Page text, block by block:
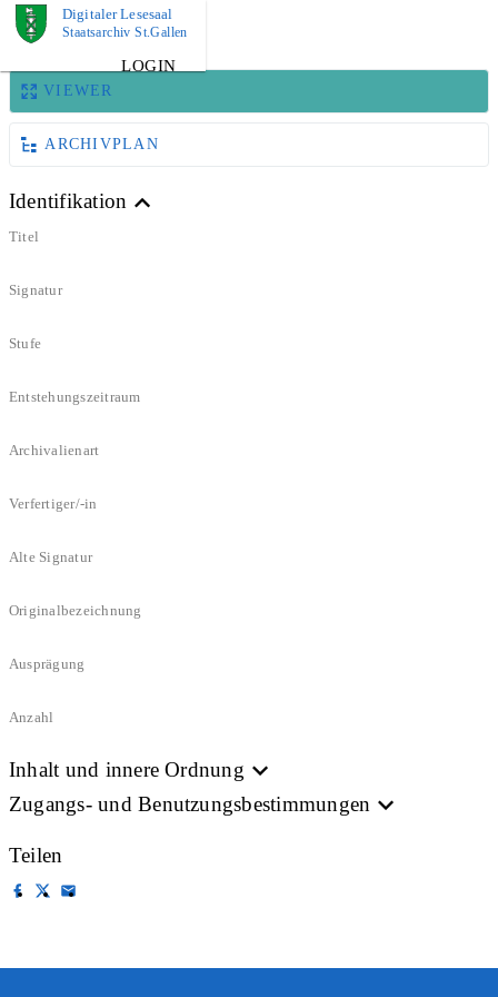
Digitaler Lesesaal
Staatsarchiv St.Gallen
LOGIN
BILD
VIEWER
ARCHIVPLAN
Identifikation
Titel
Signatur
Stufe
Entstehungszeitraum
Archivalienart
Verfertiger/-in
Alte Signatur
Originalbezeichnung
Ausprägung
Anzahl
Inhalt und innere Ordnung
Zugangs- und Benutzungsbestimmungen
Teilen